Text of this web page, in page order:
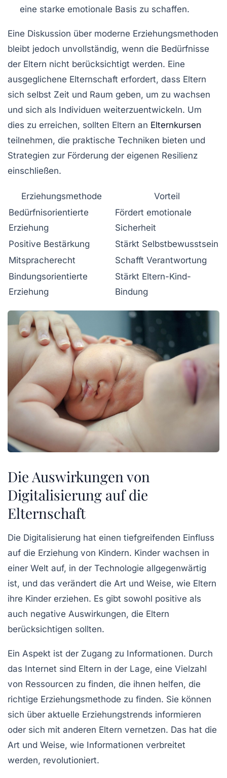
eine starke emotionale Basis zu schaffen.
Eine Diskussion über moderne Erziehungsmethoden
bleibt jedoch unvollständig, wenn die Bedürfnisse
der Eltern nicht berücksichtigt werden. Eine
ausgeglichene Elternschaft erfordert, dass Eltern
sich selbst Zeit und Raum geben, um zu wachsen
und sich als Individuen weiterzuentwickeln. Um
dies zu erreichen, sollten Eltern an Elternkursen
teilnehmen, die praktische Techniken bieten und
Strategien zur Förderung der eigenen Resilienz
einschließen.
Erziehungsmethode
Vorteil
Bedürfnisorientierte
Erziehung
Fördert emotionale
Sicherheit
Positive Bestärkung
Stärkt Selbstbewusstsein
Mitspracherecht
Schafft Verantwortung
Bindungsorientierte
Erziehung
Stärkt Eltern-Kind-
Bindung
Die Auswirkungen von
Digitalisierung auf die
Elternschaft
Die Digitalisierung hat einen tiefgreifenden Einfluss
auf die Erziehung von Kindern. Kinder wachsen in
einer Welt auf, in der Technologie allgegenwärtig
ist, und das verändert die Art und Weise, wie Eltern
ihre Kinder erziehen. Es gibt sowohl positive als
auch negative Auswirkungen, die Eltern
berücksichtigen sollten.
Ein Aspekt ist der Zugang zu Informationen. Durch
das Internet sind Eltern in der Lage, eine Vielzahl
von Ressourcen zu finden, die ihnen helfen, die
richtige Erziehungsmethode zu finden. Sie können
sich über aktuelle Erziehungstrends informieren
oder sich mit anderen Eltern vernetzen. Das hat die
Art und Weise, wie Informationen verbreitet
werden, revolutioniert.